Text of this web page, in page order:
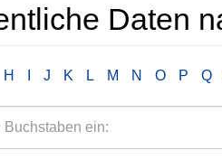
Daten
H J K L M N O P Q